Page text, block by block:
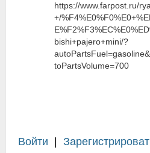
https://www.farpost.ru/
+/
bishi+pajero+mini/?
toPartsVolume=700
Войти